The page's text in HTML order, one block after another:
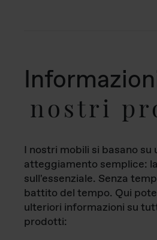
nostri
I nostri mobili si basano su
atteggiamento semplice:
sull'essenziale. Senza
battito del tempo. Qui
ulteriori informazioni su
prodotti: